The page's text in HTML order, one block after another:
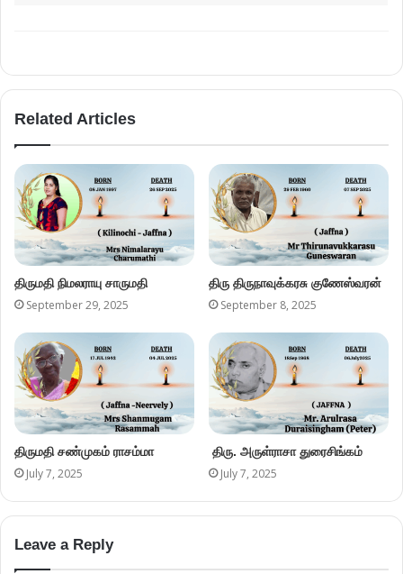
Related Articles
திருமதி நிமலராயு சாருமதி
September 29, 2025
திரு திருநாவுக்கரசு குணேஸ்வரன்
September 8, 2025
திருமதி சண்முகம் ராசம்மா
July 7, 2025
திரு. அருள்ராசா துரைசிங்கம்
July 7, 2025
Leave a Reply